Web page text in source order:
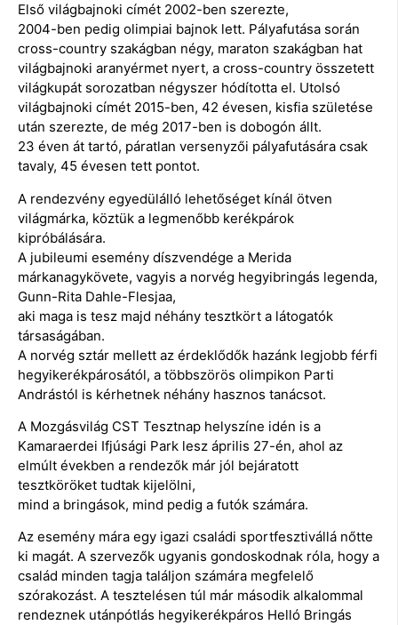
Első világbajnoki címét 2002-ben szerezte,
2004-ben pedig olimpiai bajnok lett. Pályafutása során
cross-country szakágban négy, maraton szakágban hat
világbajnoki aranyérmet nyert, a cross-country összetett
világkupát sorozatban négyszer hódította el. Utolsó
világbajnoki címét 2015-ben, 42 évesen, kisfia születése
után szerezte, de még 2017-ben is dobogón állt.
23 éven át tartó, páratlan versenyzői pályafutására csak
tavaly, 45 évesen tett pontot.
A rendezvény egyedülálló lehetőséget kínál ötven
világmárka, köztük a legmenőbb kerékpárok
kipróbálására.
A jubileumi esemény díszvendége a Merida
márkanagykövete, vagyis a norvég hegyibringás legenda,
Gunn-Rita Dahle-Flesjaa,
aki maga is tesz majd néhány tesztkört a látogatók
társaságában.
A norvég sztár mellett az érdeklődők hazánk legjobb férfi
hegyikerékpárosától, a többszörös olimpikon Parti
Andrástól is kérhetnek néhány hasznos tanácsot.
A Mozgásvilág CST Tesztnap helyszíne idén is a
Kamaraerdei Ifjúsági Park lesz április 27-én, ahol az
elmúlt években a rendezők már jól bejáratott
tesztköröket tudtak kijelölni,
mind a bringások, mind pedig a futók számára.
Az esemény mára egy igazi családi sportfesztivállá nőtte
ki magát. A szervezők ugyanis gondoskodnak róla, hogy a
család minden tagja találjon számára megfelelő
szórakozást. A tesztelésen túl már második alkalommal
rendeznek utánpótlás hegyikerékpáros Helló Bringás